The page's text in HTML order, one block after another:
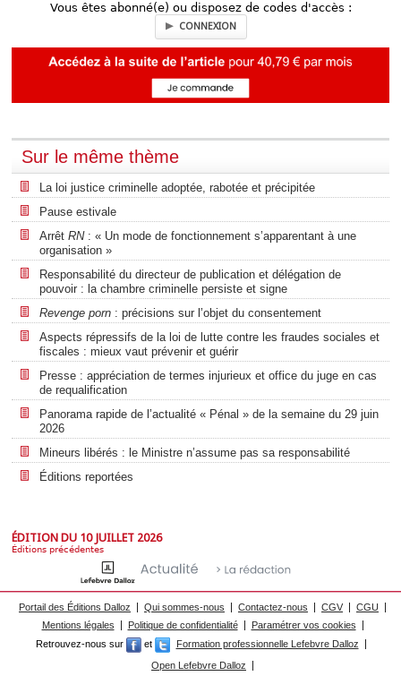
Vous êtes abonné(e) ou disposez de codes d'accès :
CONNEXION
Sur le même thème
La loi justice criminelle adoptée, rabotée et précipitée
Pause estivale
Arrêt RN: « Un mode de fonctionnement s’apparentant à une
organisation »
Responsabilité du directeur de publication et délégation de
pouvoir : la chambre criminelle persiste et signe
Revenge porn : précisions sur l’objet du consentement
Aspects répressifs de la loi de lutte contre les fraudes sociales et
fiscales : mieux vaut prévenir et guérir
Presse : appréciation de termes injurieux et office du juge en cas
de requalification
Panorama rapide de l’actualité « Pénal » de la semaine du 29 juin
2026
Mineurs libérés : le Ministre n’assume pas sa responsabilité
Éditions reportées
ÉDITION DU 10 JUILLET 2026
Éditions précédentes
Portail des Éditions Dalloz Qui sommes-nous Contactez-nous CGV
CGU
Mentions légales
Politique de confidentialité
Paramétrer vos cookies
Retrouvez-nous sur
et
Formation professionnelle Lefebvre Dalloz
Open Lefebvre Dalloz